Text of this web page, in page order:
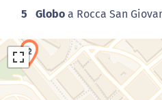
5 Globo a Rocca San
2